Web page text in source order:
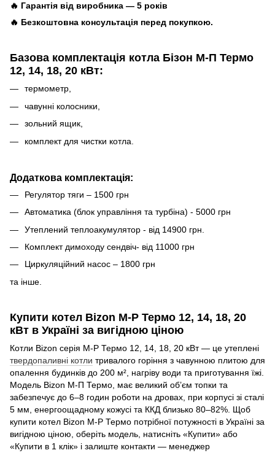
🔥 Гарантія від виробника — 5 років
🔥 Безкоштовна консультація перед покупкою.
Базова комплектація котла Бізон М-П Термо
12, 14, 18, 20 кВт:
термометр,
чавунні колосники,
зольний ящик,
комплект для чистки котла.
Додаткова комплектація:
Регулятор тяги – 1500 грн
Автоматика (блок управління та турбіна) - 5000 грн
Утеплений теплоакумулятор - від 14900 грн.
Комплект димоходу сендвіч- від 11000 грн
Циркуляційний насос – 1800 грн
та інше.
Купити котел Bizon M‑P Термо 12, 14, 18, 20
кВт в Україні за вигідною ціною
Котли Bizon серія M‑P Термо 12, 14, 18, 20 кВт — це утеплені
твердопаливні котли тривалого горіння з чавунною плитою для
опалення будинків до 200 м², нагріву води та приготування їжі.
Модель Bizon М‑П Термо, має великий об’єм топки та
забезпечує до 6–8 годин роботи на дровах, при корпусі зі сталі
5 мм, енергоощадному кожусі та ККД близько 80–82%. Щоб
купити котел Bizon M‑P Термо потрібної потужності в Україні за
вигідною ціною, оберіть модель, натисніть «Купити» або
«Купити в 1 клік» і залиште контакти — менеджер